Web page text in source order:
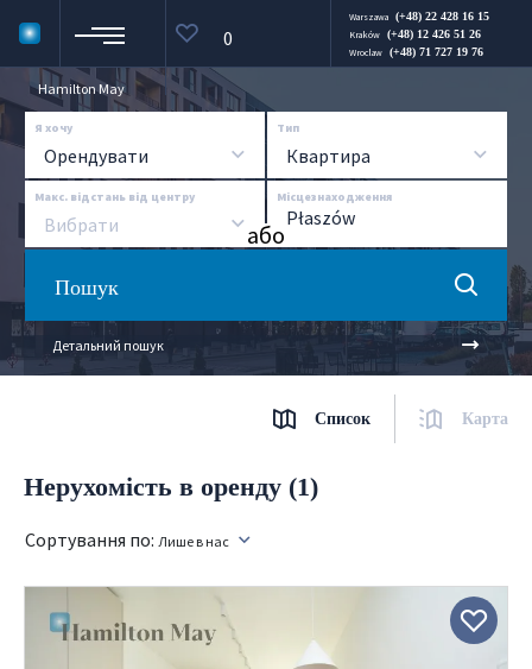
0
Warszawa (+48) 22 428 16 15
Kraków (+48) 12 426 51 26
Wroclaw (+48) 71 727 19 76
Hamilton May
Я хочу
Орендувати
Тип
Квартира
Макс. відстань від центру
Вибрати aбо
Місцезнаходження
Пошук
Детальний пошук
Список Карта
Нерухомість в оренду (1)
Сортування по: Лише в нас